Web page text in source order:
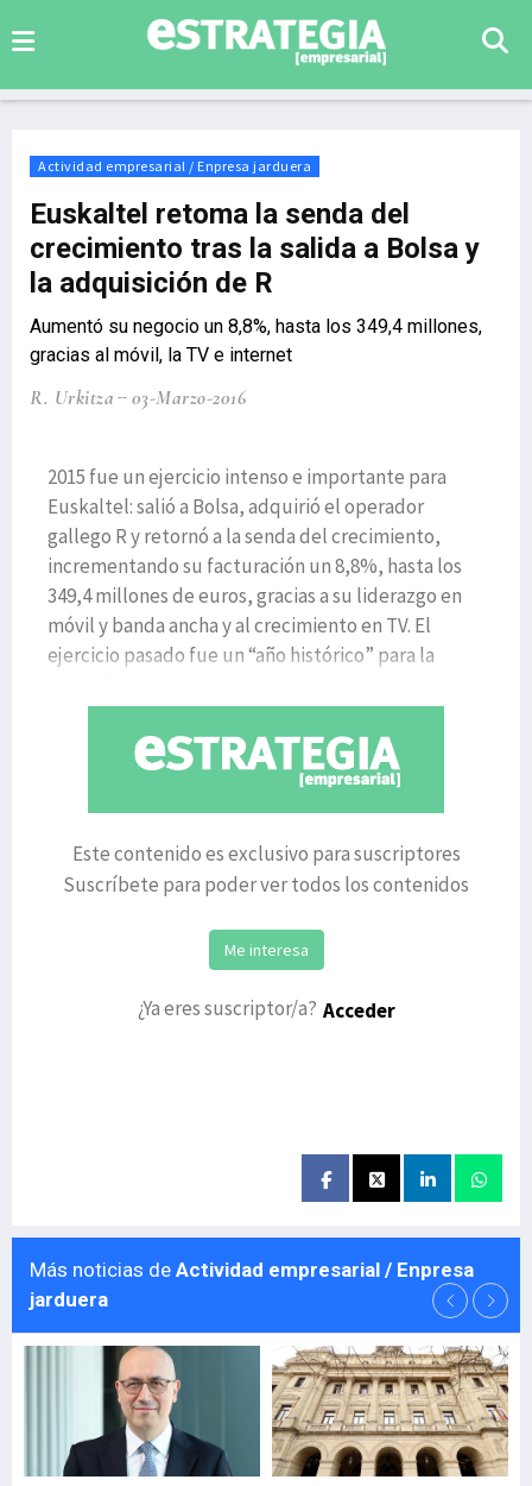
Actividad empresarial / Enpresa jarduera
Euskaltel retoma la senda del
crecimiento tras la salida a Bolsa y
la adquisición de R
Aumentó su negocio un 8,8%, hasta los 349,4 millones,
gracias al móvil, la TV e internet
R. Urkitza 03-Marzo-2016
2015 fue un ejercicio intenso e importante para
Euskaltel: salió a Bolsa, adquirió el operador
gallego R y retornó a la senda del crecimiento,
incrementando su facturación un 8,8%, hasta los
349,4 millones de euros, gracias a su liderazgo en
móvil y banda ancha y al crecimiento en TV. El
ejercicio pasado fue un “año histórico” para la
Este contenido es exclusivo para suscriptores
Suscríbete para poder ver todos los contenidos
Me interesa
¿Ya eres suscriptor/a? Acceder
Más noticias de Actividad empresarial / Enpresa
jarduera